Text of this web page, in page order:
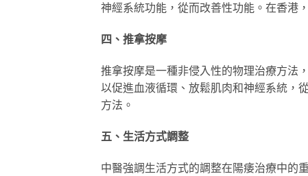
神經系統功能，從而改善性功能。在香港
四、推拿按摩
推拿按摩是一種非侵入性的物理治療方法
以促進血液循環、放鬆肌肉和神經系統，
方法。
五、生活方式調整
中醫強調生活方式的調整在陽痿治療中的